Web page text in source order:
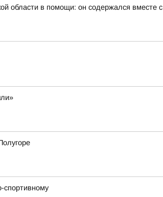
области в помощи: он содержался вместе
спортивному